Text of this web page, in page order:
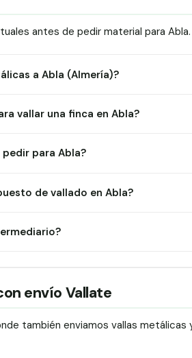
antes de pedir material para Abla.
a Abla (Almería)?
vallar una finca en Abla?
para Abla?
de vallado en Abla?
envío Vallate
también enviamos vallas metálicas